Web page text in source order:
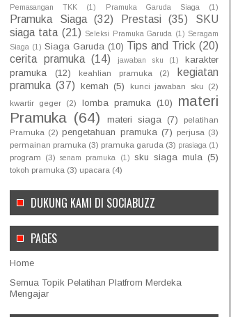
Pemasangan TKK (1) Pramuka Garuda Siaga (1)
Pramuka Siaga (32) Prestasi (35)
SKU
siaga tata (21) Seleksi Pramuka Garuda (1) Seragam
Siaga (1) Siaga Garuda (10) Tips and Trick (20)
cerita pramuka (14) jawaban sku (1)
karakter
pramuka
(12) keahlian pramuka (2)
kegiatan
pramuka (37) kemah (5) kunci jawaban sku
(2)
kwartir geger
(2) lomba pramuka (10)
materi
Pramuka (64) materi siaga (7)
pelatihan
Pramuka (2) pengetahuan pramuka (7) perjusa (3)
permainan pramuka (3) pramuka garuda (3) prasiaga (1)
program (3) senam pramuka (1) sku siaga mula (5)
tokoh pramuka (3) upacara (4)
DUKUNG KAMI DI SOCIABUZZ
PAGES
Home
Semua Topik Pelatihan Platfrom Merdeka
Mengajar